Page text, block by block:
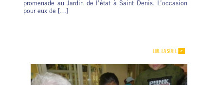
promenade au Jardin de l’état à Saint Denis. L’occasion
pour eux de […]
LIRE LA SUITE